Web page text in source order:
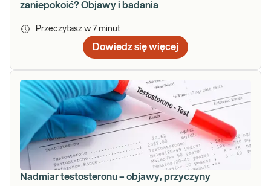
zaniepokoić? Objawy i badania
Przeczytasz w 7 minut
Dowiedz się więcej
Nadmiar testosteronu – objawy, przyczyny